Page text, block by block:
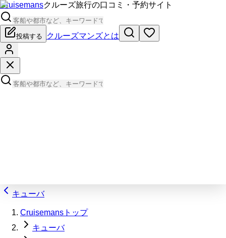
Cruisemansクルーズ旅行の口コミ・予約サイト
投稿する クルーズマンズとは
キューバ
Cruisemansトップ
キューバ